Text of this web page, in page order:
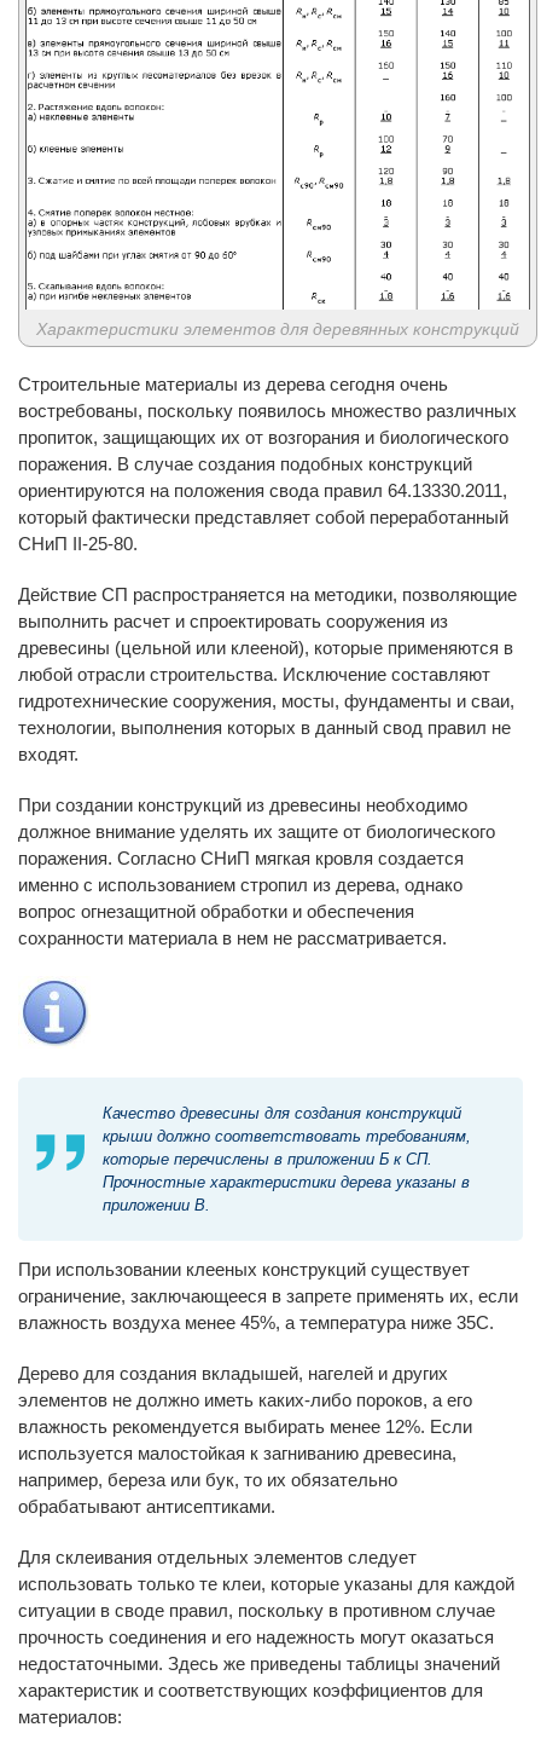
Характеристики элементов для деревянных конструкций
Строительные материалы из дерева сегодня очень
востребованы, поскольку появилось множество различных
пропиток, защищающих их от возгорания и биологического
поражения. В случае создания подобных конструкций
ориентируются на положения свода правил 64.13330.2011,
который фактически представляет собой переработанный
СНиП II-25-80.
Действие СП распространяется на методики, позволяющие
выполнить расчет и спроектировать сооружения из
древесины (цельной или клееной), которые применяются в
любой отрасли строительства. Исключение составляют
гидротехнические сооружения, мосты, фундаменты и сваи,
технологии, выполнения которых в данный свод правил не
входят.
При создании конструкций из древесины необходимо
должное внимание уделять их защите от биологического
поражения. Согласно СНиП мягкая кровля создается
именно с использованием стропил из дерева, однако
вопрос огнезащитной обработки и обеспечения
сохранности материала в нем не рассматривается.
Качество древесины для создания конструкций
крыши должно соответствовать требованиям,
которые перечислены в приложении Б к СП.
Прочностные характеристики дерева указаны в
приложении В.
При использовании клееных конструкций существует
ограничение, заключающееся в запрете применять их, если
влажность воздуха менее 45%, а температура ниже 35С.
Дерево для создания вкладышей, нагелей и других
элементов не должно иметь каких-либо пороков, а его
влажность рекомендуется выбирать менее 12%. Если
используется малостойкая к загниванию древесина,
например, береза или бук, то их обязательно
обрабатывают антисептиками.
Для склеивания отдельных элементов следует
использовать только те клеи, которые указаны для каждой
ситуации в своде правил, поскольку в противном случае
прочность соединения и его надежность могут оказаться
недостаточными. Здесь же приведены таблицы значений
характеристик и соответствующих коэффициентов для
материалов: